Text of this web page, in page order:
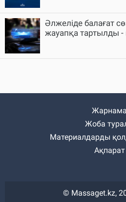
Әлжеліде балағат
жауапқа тартылды -
Жарнама
Жоба
Материалдарды
Ақпарат
© Massaget.kz,